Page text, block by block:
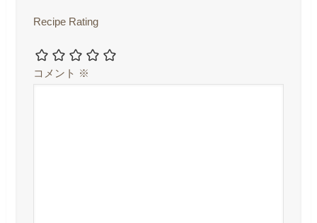
Recipe Rating
コメント ※